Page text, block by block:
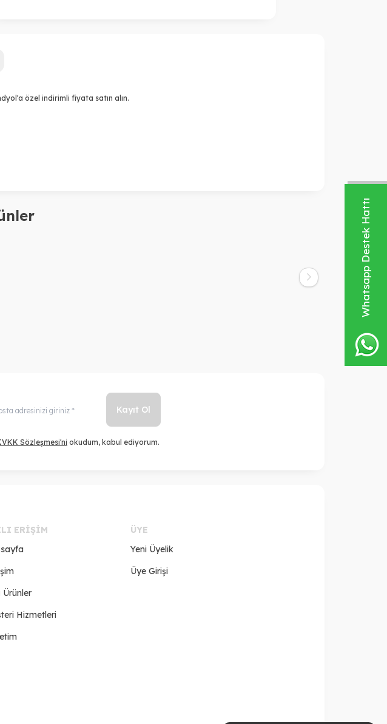
Whatsapp Destek Hattı
özel indirimli fiyata satın alın.
Çiçek Esanslı Vegan Durulanmayan
1.000,00
Kayıt Ol
Sözleşmesi'ni okudum, kabul ediyorum.
ERIŞIM
Ürünler
Hizmetleri
ÜYE
Yeni Üyelik
Üye Girişi